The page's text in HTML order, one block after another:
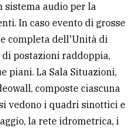
sistema audio per la
In caso evento di grosse
completa dell'Unità di
postazioni raddoppia,
piani. La Sala Situazioni,
composte ciascuna
vedono i quadri sinottici e
la rete idrometrica, i